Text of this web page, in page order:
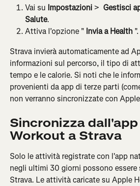
Vai su Impostazioni > Gestisci
Salute.
Attiva l'opzione " Invia a Health ".
Strava invierà automaticamente ad
informazioni sul percorso, il tipo di
tempo e le calorie. Si noti che le
provenienti da app di terze parti
non verranno sincronizzate con
Sincronizza
Workout a Strava
Solo le attività registrate con l'app
negli ultimi 30 giorni possono essere
Strava. Le attività caricate su Apple